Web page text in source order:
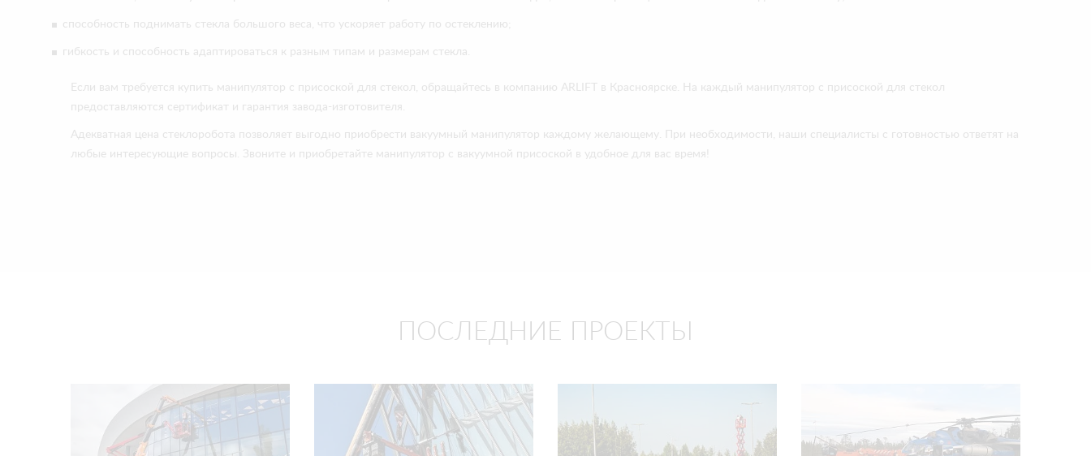
способность поднимать стекла большого веса, что ускоряет работу по остеклению;
гибкость и способность адаптироваться к разным типам и размерам стекла.
Если вам требуется купить манипулятор с присоской для стекол, обращайтесь в компанию ARLIFT в Красноярске. На каждый манипулятор с присоской для стекол
предоставляются сертификат и гарантия завода-изготовителя.
Адекватная цена стеклоробота позволяет выгодно приобрести вакуумный манипулятор каждому желающему. При необходимости, наши специалисты с готовностью ответят на
любые интересующие вопросы. Звоните и приобретайте манипулятор с вакуумной присоской в удобное для вас время!
ПОСЛЕДНИЕ ПРОЕКТЫ